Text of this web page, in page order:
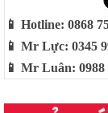
📱 Hotline: 0868
📱 Mr Lực: 0345
📱 Mr Luân: 0988